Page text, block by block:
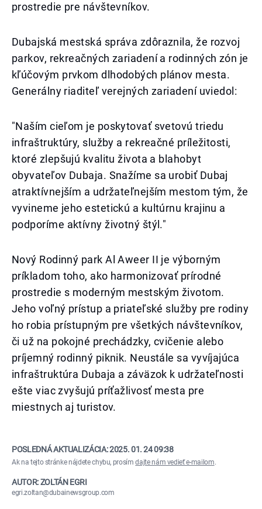
prostredie pre návštevníkov.
Dubajská mestská správa zdôraznila, že rozvoj
parkov, rekreačných zariadení a rodinných zón je
kľúčovým prvkom dlhodobých plánov mesta.
Generálny riaditeľ verejných zariadení uviedol:
"Naším cieľom je poskytovať svetovú triedu
infraštruktúry, služby a rekreačné príležitosti,
ktoré zlepšujú kvalitu života a blahobyt
obyvateľov Dubaja. Snažíme sa urobiť Dubaj
atraktívnejším a udržateľnejším mestom tým, že
vyvineme jeho estetickú a kultúrnu krajinu a
podporíme aktívny životný štýl."
Nový Rodinný park Al Aweer II je výborným
príkladom toho, ako harmonizovať prírodné
prostredie s moderným mestským životom.
Jeho voľný prístup a priateľské služby pre rodiny
ho robia prístupným pre všetkých návštevníkov,
či už na pokojné prechádzky, cvičenie alebo
príjemný rodinný piknik. Neustále sa vyvíjajúca
infraštruktúra Dubaja a záväzok k udržateľnosti
ešte viac zvyšujú príťažlivosť mesta pre
miestnych aj turistov.
POSLEDNÁ AKTUALIZÁCIA:2025. 01. 24 09:38
Ak na tejto stránke nájdete chybu, prosímdajte nám vedieť e-mailom.
AUTOR: ZOLTÁN EGRI
egri.zoltan@dubainewsgroup.com